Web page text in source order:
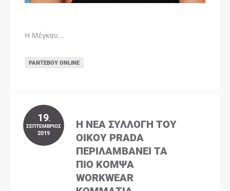
Η Μέγκαν…
ΡΑΝΤΕΒΟΎ ONLINE
19.
ΣΕΠΤΈΜΒΡΙΟΣ
2019
Η ΝΈΑ ΣΥΛΛΟΓΉ ΤΟΥ
ΟΊΚΟΥ PRADA
ΠΕΡΙΛΑΜΒΆΝΕΙ ΤΑ
ΠΙΟ ΚΟΜΨΆ
WORKWEAR